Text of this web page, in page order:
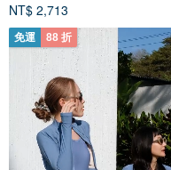
NT$ 2,713
免運 88 折